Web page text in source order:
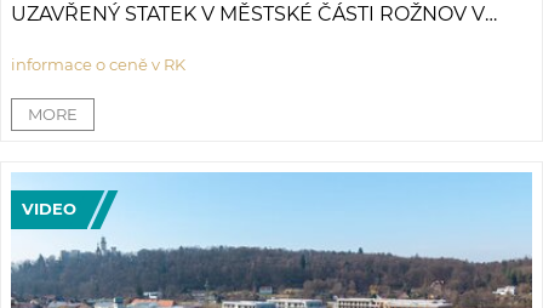
UZAVŘENÝ STATEK V MĚSTSKÉ ČÁSTI ROŽNOV V
informace o ceně v RK
VIDEO